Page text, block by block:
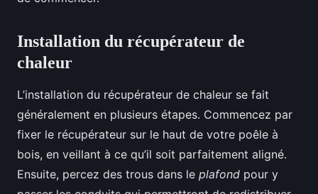
Installation du récupérateur de
chaleur
L’installation du récupérateur de chaleur se fait
généralement en plusieurs étapes. Commencez par
fixer le récupérateur sur le haut de votre poêle à
bois, en veillant à ce qu’il soit parfaitement aligné.
Ensuite, percez des trous dans le plafond pour y